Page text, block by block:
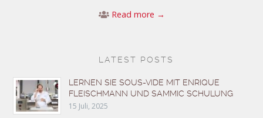
Read more →
LATEST POSTS
LERNEN SIE SOUS-VIDE MIT ENRIQUE
FLEISCHMANN UND SAMMIC SCHULUNG
15 Juli, 2025